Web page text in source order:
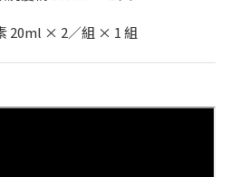
20ml × 2／組 × 1 組